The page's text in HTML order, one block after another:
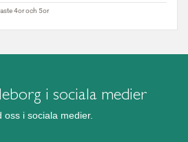
i sociala medier
i sociala medier.